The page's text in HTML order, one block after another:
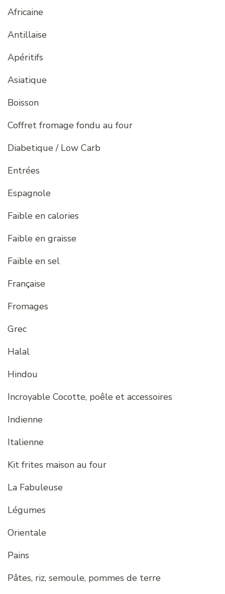
Africaine
Antillaise
Apéritifs
Asiatique
Boisson
Coffret fromage fondu au four
Diabetique / Low Carb
Entrées
Espagnole
Faible en calories
Faible en graisse
Faible en sel
Française
Fromages
Grec
Halal
Hindou
Incroyable Cocotte, poêle et accessoires
Indienne
Italienne
Kit frites maison au four
La Fabuleuse
Légumes
Orientale
Pains
Pâtes, riz, semoule, pommes de terre